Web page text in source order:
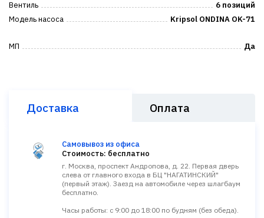
Вентиль
6 позиций
Модель насоса
Kripsol ONDINA OK-71
МП Да
Доставка Оплата
Самовывоз из офиса
Стоимость: бесплатно
г. Москва, проспект Андропова, д. 22. Первая дверь
слева от главного входа в БЦ "НАГАТИНСКИЙ"
(первый этаж). Заезд на автомобиле через шлагбаум
бесплатно.
Часы работы: с 9:00 до 18:00 по будням (без обеда).